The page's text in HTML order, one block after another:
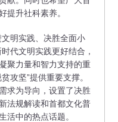
提升社科素养。
明实践、决胜全面小
代文明实践更好结合，
聚力量和智力支持的重
攻坚”提供重要支撑。
求为导向，设置了决胜
法规解读和首都文化普
活中的热点话题。